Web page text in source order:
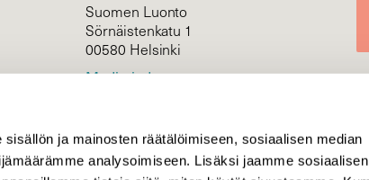
ja mainosten räätälöimiseen, sosiaalisen median
analysoimiseen. Lisäksi jaamme
Suomen Luonto
Sörnäistenkatu 1
00580 Helsinki
Mediatiedot
KIRJAUDU